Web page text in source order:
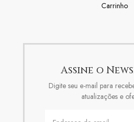
Carrinho
Assine o
Digite seu e-mail para
atualizações e